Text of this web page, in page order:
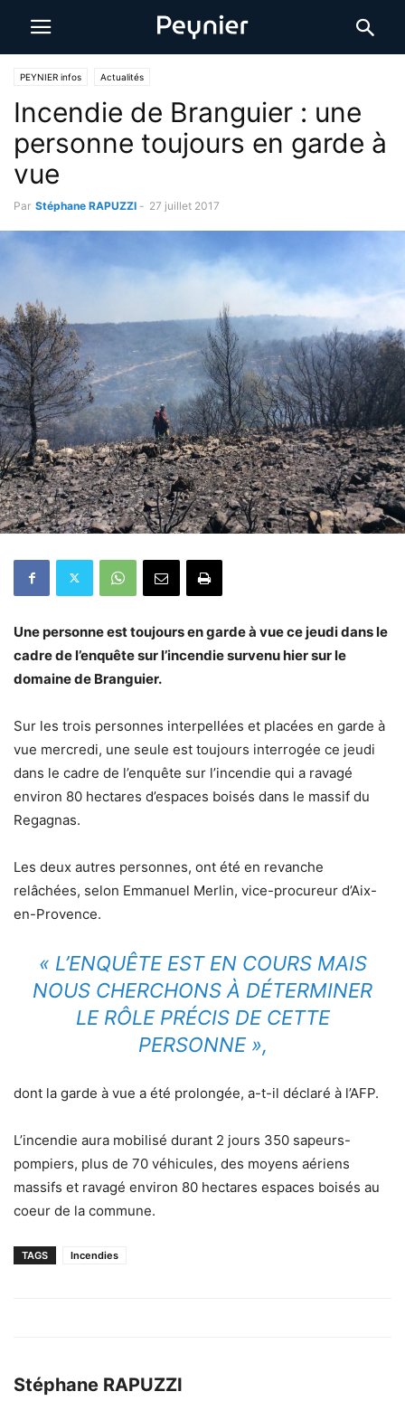
PEYNIER infos Actualités
Incendie de Branguier : une
personne toujours en garde à
vue
Par Stéphane RAPUZZI - 27 juillet 2017
Une personne est toujours en garde à vue ce jeudi dans le
cadre de l’enquête sur l’incendie survenu hier sur le
domaine de Branguier.
Sur les trois personnes interpellées et placées en garde à
vue mercredi, une seule est toujours interrogée ce jeudi
dans le cadre de l’enquête sur l’incendie qui a ravagé
environ 80 hectares d’espaces boisés dans le massif du
Regagnas.
Les deux autres personnes, ont été en revanche
relâchées, selon Emmanuel Merlin, vice-procureur d’Aix-
en-Provence.
« L’ENQUÊTE EST EN COURS MAIS
NOUS CHERCHONS À DÉTERMINER
LE RÔLE PRÉCIS DE CETTE
PERSONNE »,
dont la garde à vue a été prolongée, a-t-il déclaré à l’AFP.
L’incendie aura mobilisé durant 2 jours 350 sapeurs-
pompiers, plus de 70 véhicules, des moyens aériens
massifs et ravagé environ 80 hectares espaces boisés au
coeur de la commune.
TAGS Incendies
Stéphane RAPUZZI